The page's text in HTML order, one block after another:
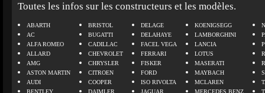
Toutes les infos sur les constructeurs et les modèles.
ABARTH
AC
ALFA ROMEO
ALLARD
AMG
ASTON MARTIN
AUDI
BENTLEY
BRISTOL
BUGATTI
CADILLAC
CHEVROLET
CHRYSLER
CITROEN
COOPER
DAIMLER
DELAGE
DELAHAYE
FACEL VEGA
FERRARI
FISKER
FORD
ISO RIVOLTA
JAGUAR
KOENIGSEGG
LAMBORGHINI
LANCIA
LOTUS
MASERATI
MAYBACH
MCLAREN
MERCEDES BENZ